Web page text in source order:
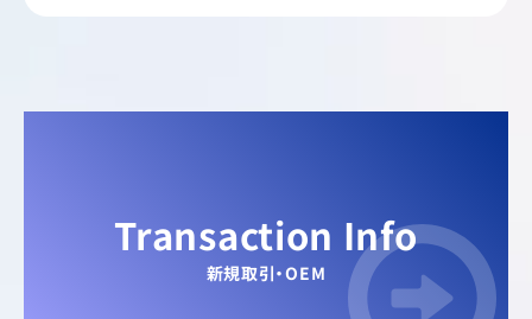
Transaction Info
新規取引・OEM